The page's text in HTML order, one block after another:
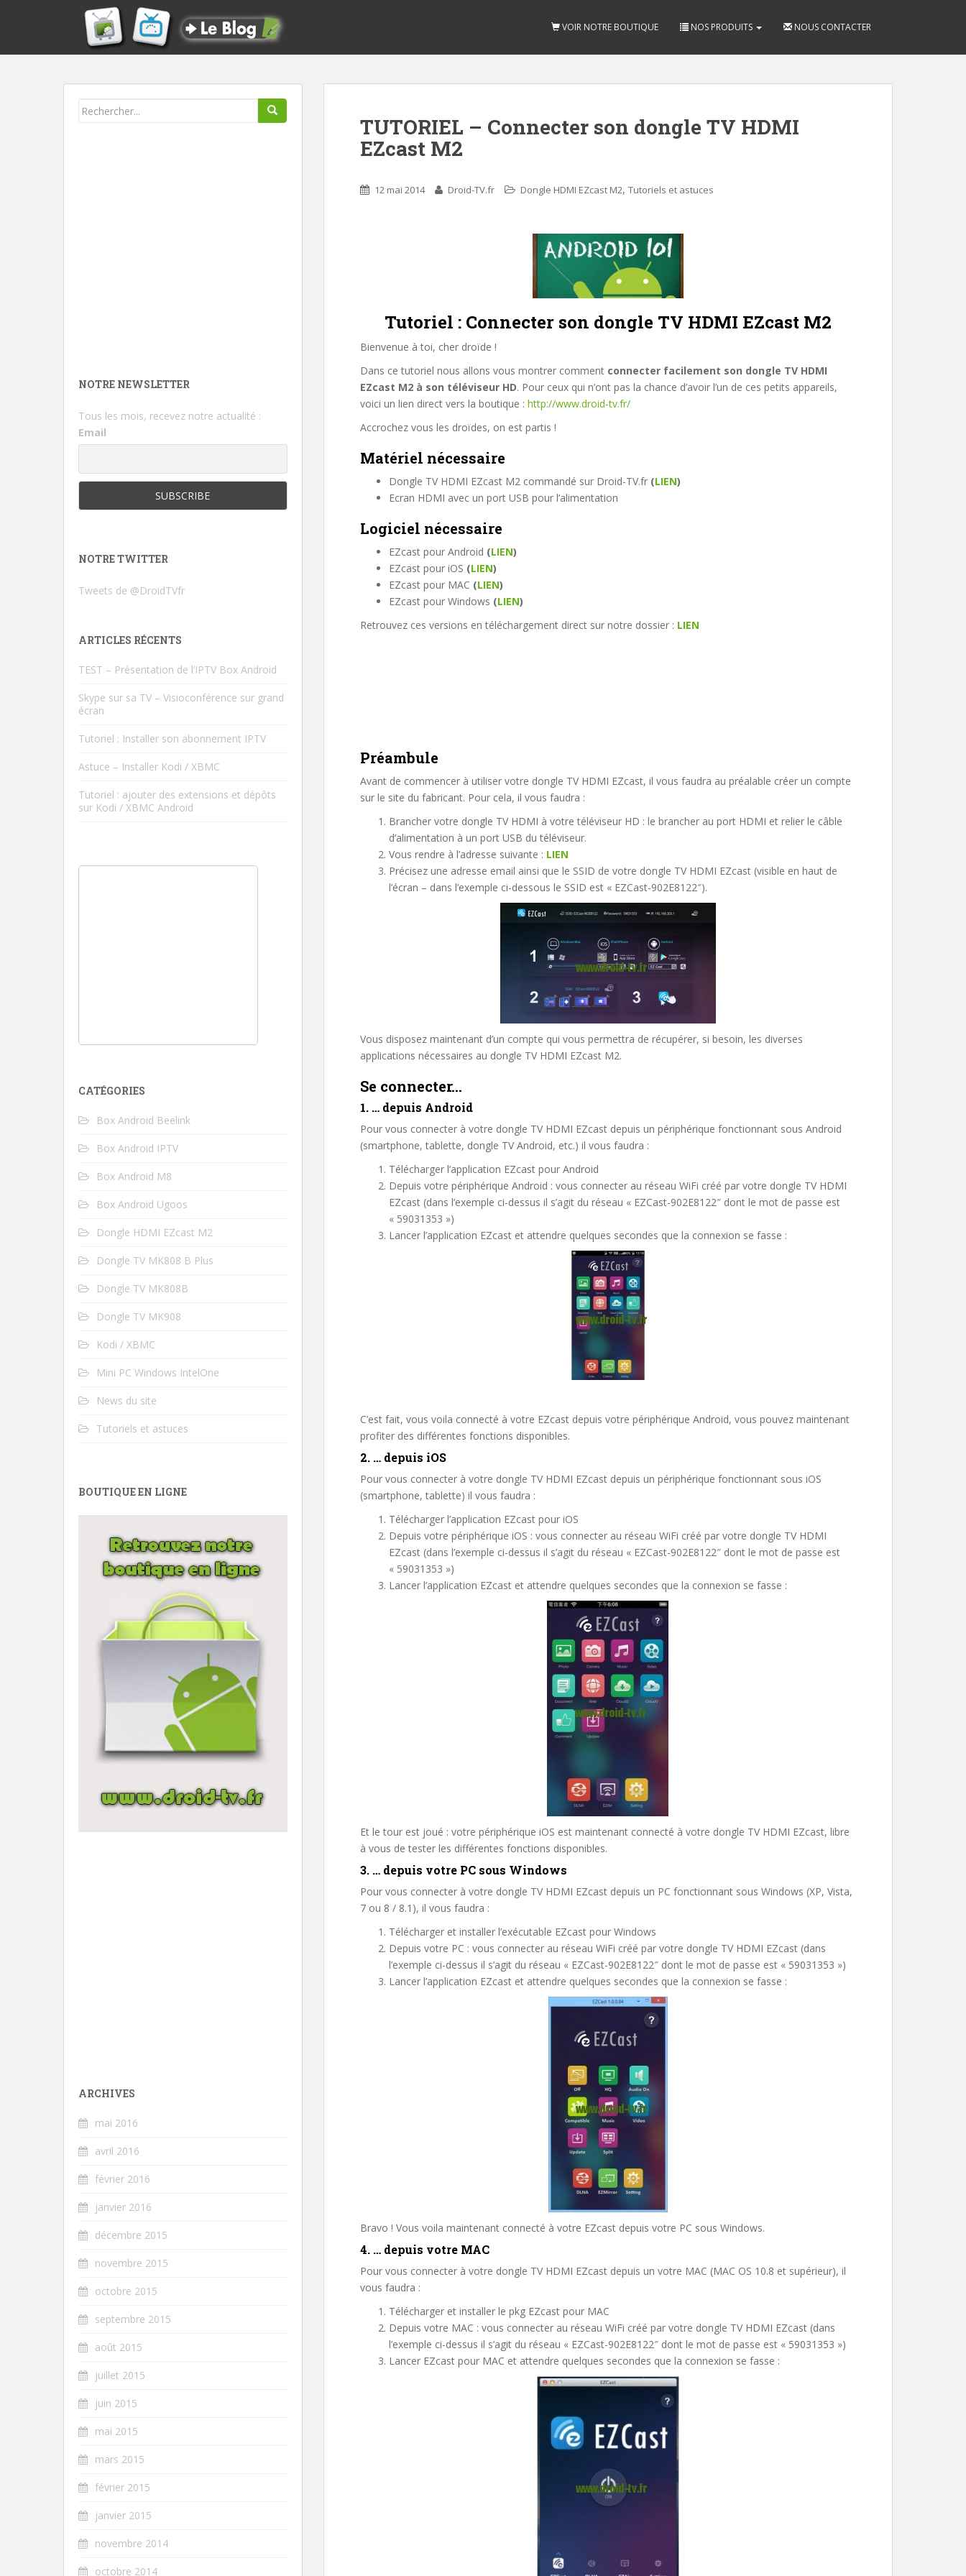
VOIR NOTRE BOUTIQUE NOS PRODUITS NOUS CONTACTER
TUTORIEL – Connecter son dongle TV HDMI
EZcast M2
12 mai 2014 Droid-TV.fr Dongle HDMI EZcast M2, Tutoriels et astuces
Tutoriel : Connecter son dongle TV HDMI EZcast M2
Bienvenue à toi, cher droïde !
Dans ce tutoriel nous allons vous montrer comment connecter facilement son dongle TV HDMI
EZcast M2 à son téléviseur HD. Pour ceux qui n’ont pas la chance d’avoir l’un de ces petits appareils,
voici un lien direct vers la boutique : http://www.droid-tv.fr/
Accrochez vous les droïdes, on est partis !
Matériel nécessaire
Dongle TV HDMI EZcast M2 commandé sur Droid-TV.fr (LIEN)
Ecran HDMI avec un port USB pour l’alimentation
Logiciel nécessaire
EZcast pour Android (LIEN)
EZcast pour iOS (LIEN)
EZcast pour MAC (LIEN)
EZcast pour Windows (LIEN)
Retrouvez ces versions en téléchargement direct sur notre dossier : LIEN
Préambule
Avant de commencer à utiliser votre dongle TV HDMI EZcast, il vous faudra au préalable créer un compte
sur le site du fabricant. Pour cela, il vous faudra :
Brancher votre dongle TV HDMI à votre téléviseur HD : le brancher au port HDMI et relier le câble
d’alimentation à un port USB du téléviseur.
Vous rendre à l’adresse suivante : LIEN
Précisez une adresse email ainsi que le SSID de votre dongle TV HDMI EZcast (visible en haut de
l’écran – dans l’exemple ci-dessous le SSID est « EZCast-902E8122″).
Vous disposez maintenant d’un compte qui vous permettra de récupérer, si besoin, les diverses
applications nécessaires au dongle TV HDMI EZcast M2.
Se connecter…
1. … depuis Android
Pour vous connecter à votre dongle TV HDMI EZcast depuis un périphérique fonctionnant sous Android
(smartphone, tablette, dongle TV Android, etc.) il vous faudra :
Télécharger l’application EZcast pour Android
Depuis votre périphérique Android : vous connecter au réseau WiFi créé par votre dongle TV HDMI
EZcast (dans l’exemple ci-dessus il s’agit du réseau « EZCast-902E8122″ dont le mot de passe est
« 59031353 »)
Lancer l’application EZcast et attendre quelques secondes que la connexion se fasse :
C’est fait, vous voila connecté à votre EZcast depuis votre périphérique Android, vous pouvez maintenant
profiter des différentes fonctions disponibles.
2. … depuis iOS
Pour vous connecter à votre dongle TV HDMI EZcast depuis un périphérique fonctionnant sous iOS
(smartphone, tablette) il vous faudra :
Télécharger l’application EZcast pour iOS
Depuis votre périphérique iOS : vous connecter au réseau WiFi créé par votre dongle TV HDMI
EZcast (dans l’exemple ci-dessus il s’agit du réseau « EZCast-902E8122″ dont le mot de passe est
« 59031353 »)
Lancer l’application EZcast et attendre quelques secondes que la connexion se fasse :
Et le tour est joué : votre périphérique iOS est maintenant connecté à votre dongle TV HDMI EZcast, libre
à vous de tester les différentes fonctions disponibles.
3. … depuis votre PC sous Windows
Pour vous connecter à votre dongle TV HDMI EZcast depuis un PC fonctionnant sous Windows (XP, Vista,
7 ou 8 / 8.1), il vous faudra :
Télécharger et installer l’exécutable EZcast pour Windows
Depuis votre PC : vous connecter au réseau WiFi créé par votre dongle TV HDMI EZcast (dans
l’exemple ci-dessus il s’agit du réseau « EZCast-902E8122″ dont le mot de passe est « 59031353 »)
Lancer l’application EZcast et attendre quelques secondes que la connexion se fasse :
Bravo ! Vous voila maintenant connecté à votre EZcast depuis votre PC sous Windows.
4. … depuis votre MAC
Pour vous connecter à votre dongle TV HDMI EZcast depuis un votre MAC (MAC OS 10.8 et supérieur), il
vous faudra :
Télécharger et installer le pkg EZcast pour MAC
Depuis votre MAC : vous connecter au réseau WiFi créé par votre dongle TV HDMI EZcast (dans
l’exemple ci-dessus il s’agit du réseau « EZCast-902E8122″ dont le mot de passe est « 59031353 »)
Lancer EZcast pour MAC et attendre quelques secondes que la connexion se fasse :
NOTRE NEWSLETTER
Tous les mois, recevez notre actualité :
Email
NOTRE TWITTER
Tweets de @DroidTVfr
ARTICLES RÉCENTS
TEST – Présentation de l’IPTV Box Android
Skype sur sa TV – Visioconférence sur grand
écran
Tutoriel : Installer son abonnement IPTV
Astuce – Installer Kodi / XBMC
Tutoriel : ajouter des extensions et dépôts
sur Kodi / XBMC Android
CATÉGORIES
Box Android Beelink
Box Android IPTV
Box Android M8
Box Android Ugoos
Dongle HDMI EZcast M2
Dongle TV MK808 B Plus
Dongle TV MK808B
Dongle TV MK908
Kodi / XBMC
Mini PC Windows IntelOne
News du site
Tutoriels et astuces
BOUTIQUE EN LIGNE
ARCHIVES
mai 2016
avril 2016
février 2016
janvier 2016
décembre 2015
novembre 2015
octobre 2015
septembre 2015
août 2015
juillet 2015
juin 2015
mai 2015
mars 2015
février 2015
janvier 2015
novembre 2014
octobre 2014